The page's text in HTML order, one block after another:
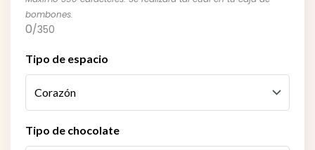
bombones.
0/350
Tipo de espacio
Tipo de chocolate